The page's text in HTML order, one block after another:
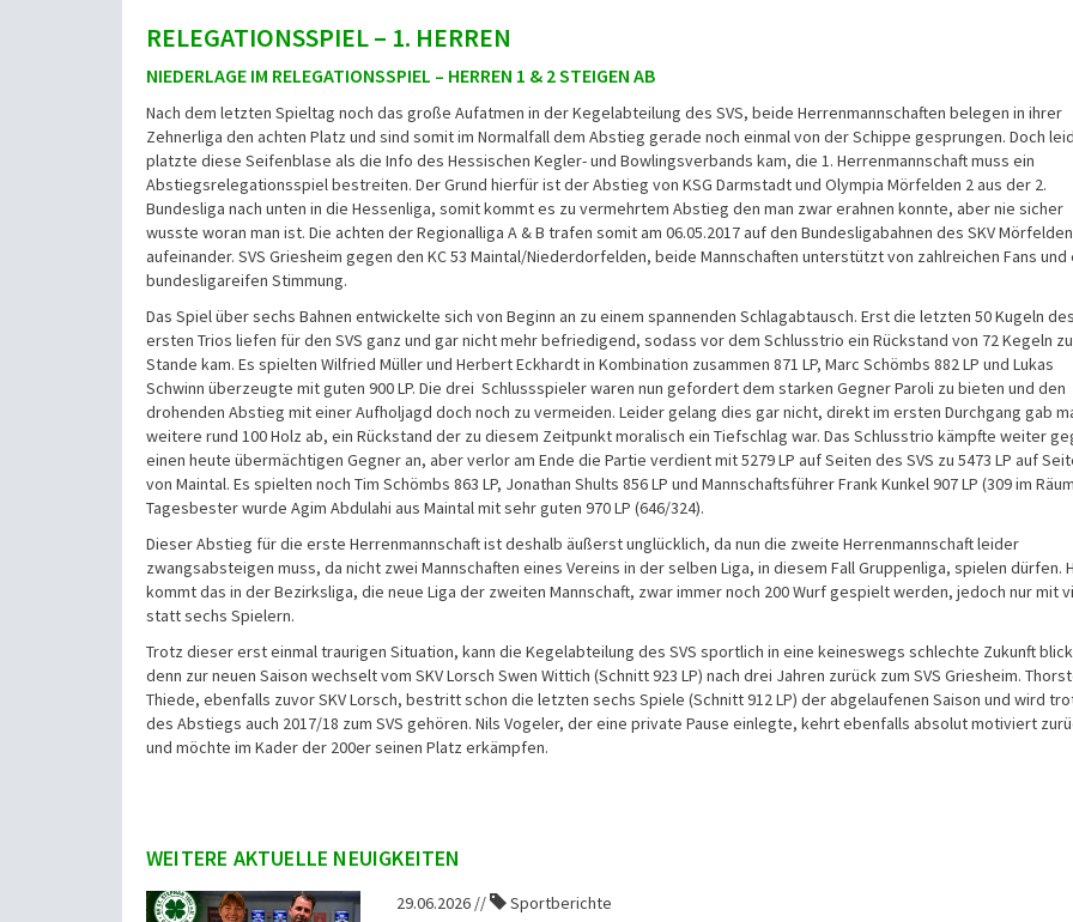
RELEGATIONSSPIEL – 1. HERREN
NIEDERLAGE IM RELEGATIONSSPIEL – HERREN 1 & 2 STEIGEN AB
Nach dem letzten Spieltag noch das große Aufatmen in der Kegelabteilung des SVS, beide Herrenmannschaften belegen in ihrer
Zehnerliga den achten Platz und sind somit im Normalfall dem Abstieg gerade noch einmal von der Schippe gesprungen. Doch
platzte diese Seifenblase als die Info des Hessischen Kegler- und Bowlingsverbands kam, die 1. Herrenmannschaft muss ein
Abstiegsrelegationsspiel bestreiten. Der Grund hierfür ist der Abstieg von KSG Darmstadt und Olympia Mörfelden 2 aus der 2.
Bundesliga nach unten in die Hessenliga, somit kommt es zu vermehrtem Abstieg den man zwar erahnen konnte, aber nie sicher
wusste woran man ist. Die achten der Regionalliga A & B trafen somit am 06.05.2017 auf den Bundesligabahnen des SKV Mörfelden
aufeinander. SVS Griesheim gegen den KC 53 Maintal/Niederdorfelden, beide Mannschaften unterstützt von zahlreichen Fans und
bundesligareifen Stimmung.
Das Spiel über sechs Bahnen entwickelte sich von Beginn an zu einem spannenden Schlagabtausch. Erst die letzten 50 Kugeln des
ersten Trios liefen für den SVS ganz und gar nicht mehr befriedigend, sodass vor dem Schlusstrio ein Rückstand von 72 Kegeln zu
Stande kam. Es spielten Wilfried Müller und Herbert Eckhardt in Kombination zusammen 871 LP, Marc Schömbs 882 LP und Lukas
Schwinn überzeugte mit guten 900 LP. Die drei Schlussspieler waren nun gefordert dem starken Gegner Paroli zu bieten und den
drohenden Abstieg mit einer Aufholjagd doch noch zu vermeiden. Leider gelang dies gar nicht, direkt im ersten Durchgang gab
weitere rund 100 Holz ab, ein Rückstand der zu diesem Zeitpunkt moralisch ein Tiefschlag war. Das Schlusstrio kämpfte weiter
einen heute übermächtigen Gegner an, aber verlor am Ende die Partie verdient mit 5279 LP auf Seiten des SVS zu 5473 LP auf
von Maintal. Es spielten noch Tim Schömbs 863 LP, Jonathan Shults 856 LP und Mannschaftsführer Frank Kunkel 907 LP (309 im
Tagesbester wurde Agim Abdulahi aus Maintal mit sehr guten 970 LP (646/324).
Dieser Abstieg für die erste Herrenmannschaft ist deshalb äußerst unglücklich, da nun die zweite Herrenmannschaft leider
zwangsabsteigen muss, da nicht zwei Mannschaften eines Vereins in der selben Liga, in diesem Fall Gruppenliga, spielen dürfen.
kommt das in der Bezirksliga, die neue Liga der zweiten Mannschaft, zwar immer noch 200 Wurf gespielt werden, jedoch nur mit
statt sechs Spielern.
Trotz dieser erst einmal traurigen Situation, kann die Kegelabteilung des SVS sportlich in eine keineswegs schlechte Zukunft
denn zur neuen Saison wechselt vom SKV Lorsch Swen Wittich (Schnitt 923 LP) nach drei Jahren zurück zum SVS Griesheim.
Thiede, ebenfalls zuvor SKV Lorsch, bestritt schon die letzten sechs Spiele (Schnitt 912 LP) der abgelaufenen Saison und wird
des Abstiegs auch 2017/18 zum SVS gehören. Nils Vogeler, der eine private Pause einlegte, kehrt ebenfalls absolut motiviert
und möchte im Kader der 200er seinen Platz erkämpfen.
WEITERE AKTUELLE NEUIGKEITEN
29.06.2026 // Sportberichte